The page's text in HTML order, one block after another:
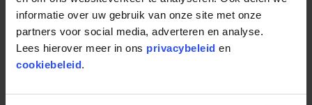
informatie over uw gebruik van onze site met onze
partners voor social media, adverteren en analyse.
Lees hierover meer in ons privacybeleid en
cookiebeleid
trekken, kunnen we meer impact maken.
Lees meer